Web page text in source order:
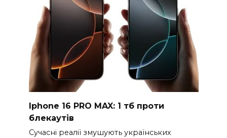
Iphone 16 PRO MAX: 1 тб проти
блекаутів
Сучасні реалії змушують українських